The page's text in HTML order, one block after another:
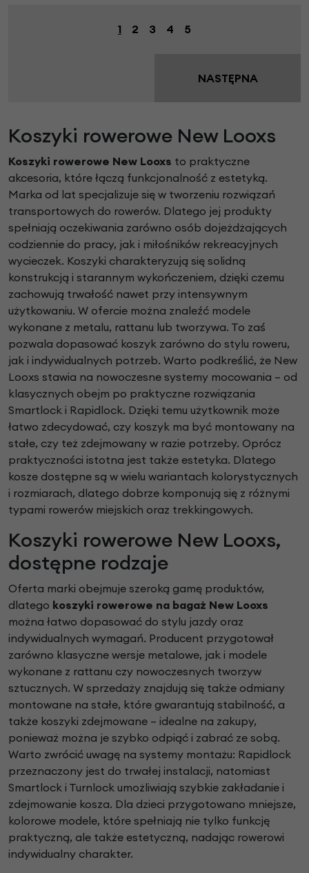
1 2 3 4 5
NASTĘPNA
Koszyki rowerowe New Looxs
Koszyki rowerowe New Looxs to praktyczne
akcesoria, które łączą funkcjonalność z estetyką.
Marka od lat specjalizuje się w tworzeniu rozwiązań
transportowych do rowerów. Dlatego jej produkty
spełniają oczekiwania zarówno osób dojeżdżających
codziennie do pracy, jak i miłośników rekreacyjnych
wycieczek. Koszyki charakteryzują się solidną
konstrukcją i starannym wykończeniem, dzięki czemu
zachowują trwałość nawet przy intensywnym
użytkowaniu. W ofercie można znaleźć modele
wykonane z metalu, rattanu lub tworzywa. To zaś
pozwala dopasować koszyk zarówno do stylu roweru,
jak i indywidualnych potrzeb. Warto podkreślić, że New
Looxs stawia na nowoczesne systemy mocowania – od
klasycznych obejm po praktyczne rozwiązania
Smartlock i Rapidlock. Dzięki temu użytkownik może
łatwo zdecydować, czy koszyk ma być montowany na
stałe, czy też zdejmowany w razie potrzeby. Oprócz
praktyczności istotna jest także estetyka. Dlatego
kosze dostępne są w wielu wariantach kolorystycznych
i rozmiarach, dlatego dobrze komponują się z różnymi
typami rowerów miejskich oraz trekkingowych.
Koszyki rowerowe New Looxs,
dostępne rodzaje
Oferta marki obejmuje szeroką gamę produktów,
dlatego koszyki rowerowe na bagaż New Looxs
można łatwo dopasować do stylu jazdy oraz
indywidualnych wymagań. Producent przygotował
zarówno klasyczne wersje metalowe, jak i modele
wykonane z rattanu czy nowoczesnych tworzyw
sztucznych. W sprzedaży znajdują się także odmiany
montowane na stałe, które gwarantują stabilność, a
także koszyki zdejmowane – idealne na zakupy,
ponieważ można je szybko odpiąć i zabrać ze sobą.
Warto zwrócić uwagę na systemy montażu: Rapidlock
przeznaczony jest do trwałej instalacji, natomiast
Smartlock i Turnlock umożliwiają szybkie zakładanie i
zdejmowanie kosza. Dla dzieci przygotowano mniejsze,
kolorowe modele, które spełniają nie tylko funkcję
praktyczną, ale także estetyczną, nadając rowerowi
indywidualny charakter.